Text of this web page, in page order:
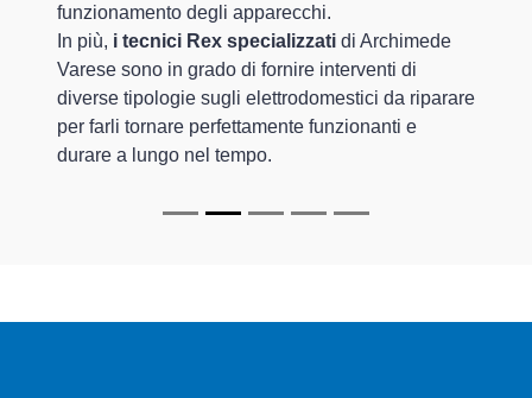
funzionamento degli apparecchi.
In più, i tecnici Rex specializzati di Archimede
Varese sono in grado di fornire interventi di
diverse tipologie sugli elettrodomestici da riparare
per farli tornare perfettamente funzionanti e
durare a lungo nel tempo.